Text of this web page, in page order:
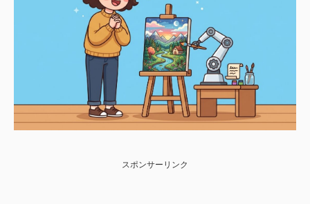
スポンサーリンク